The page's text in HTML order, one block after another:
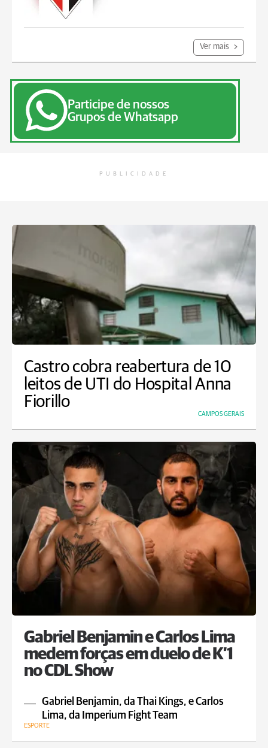
Ver mais
Participe de nossos
Grupos de Whatsapp
PUBLICIDADE
Castro cobra reabertura de 10
leitos de UTI do Hospital Anna
Fiorillo
CAMPOS GERAIS
Gabriel Benjamin e Carlos Lima
medem forças em duelo de K’1
no CDL Show
Gabriel Benjamin, da Thai Kings, e Carlos
Lima, da Imperium Fight Team
ESPORTE